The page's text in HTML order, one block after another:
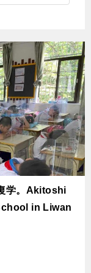
学。Akitoshi
in Liwan